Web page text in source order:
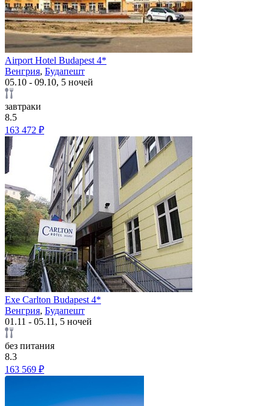
Airport Hotel Budapest 4*
Венгрия, Будапешт
05.10 - 09.10, 5 ночей
завтраки
8.5
163 472 ₽
Exe Carlton Budapest 4*
Венгрия, Будапешт
01.11 - 05.11, 5 ночей
без питания
8.3
163 569 ₽